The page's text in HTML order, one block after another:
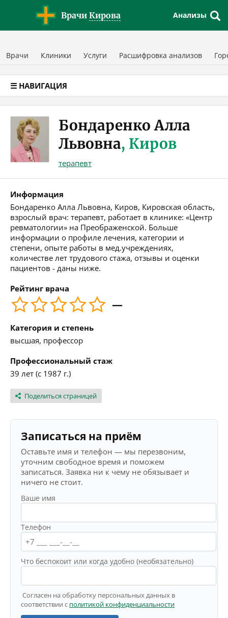
Врачи Кирова Анализы
Врачи Клиники Услуги Расшифровка анализов
☰ НАВИГАЦИЯ
Бондаренко Алла
Львовна, Киров
терапевт
Информация
Бондаренко Алла Львовна, Киров, Кировская область,
взрослый врач: терапевт, работает в клинике: «Центр
ревматологии» на Преображенской. Больше
информации о профиле лечения, категории и
степени, опыте работы в мед.учреждениях,
количестве лет трудового стажа, отзывы и оценки
пациентов - даны ниже.
Рейтинг врача
—
Категория и степень
высшая, профессор
Профессиональный стаж
39 лет (с 1987 г.)
Поделиться страницей
Записаться на приём
Оставьте имя и телефон — мы перезвоним,
уточним свободное время и поможем
записаться. Заявка ни к чему не обязывает и
ничего не стоит.
Ваше имя
Телефон
Что беспокоит или когда удобно (необязательно)
Согласен на обработку персональных данных в
соответствии с политикой конфиденциальности